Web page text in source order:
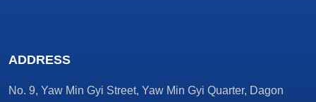
ADDRESS
No. 9, Yaw Min Gyi Street, Yaw Min Gyi Quarter, Dagon